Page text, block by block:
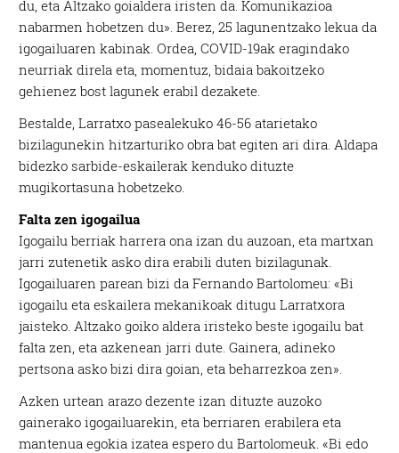
du, eta Altzako goialdera iristen da. Komunikazioa
nabarmen hobetzen du». Berez, 25 lagunentzako lekua da
igogailuaren kabinak. Ordea, COVID-19ak eragindako
neurriak direla eta, momentuz, bidaia bakoitzeko
gehienez bost lagunek erabil dezakete.
Bestalde, Larratxo pasealekuko 46-56 atarietako
bizilagunekin hitzarturiko obra bat egiten ari dira. Aldapa
bidezko sarbide-eskailerak kenduko dituzte
mugikortasuna hobetzeko.
Falta zen igogailua
Igogailu berriak harrera ona izan du auzoan, eta martxan
jarri zutenetik asko dira erabili duten bizilagunak.
Igogailuaren parean bizi da Fernando Bartolomeu: «Bi
igogailu eta eskailera mekanikoak ditugu Larratxora
jaisteko. Altzako goiko aldera iristeko beste igogailu bat
falta zen, eta azkenean jarri dute. Gainera, adineko
pertsona asko bizi dira goian, eta beharrezkoa zen».
Azken urtean arazo dezente izan dituzte auzoko
gainerako igogailuarekin, eta berriaren erabilera eta
mantenua egokia izatea espero du Bartolomeuk. «Bi edo